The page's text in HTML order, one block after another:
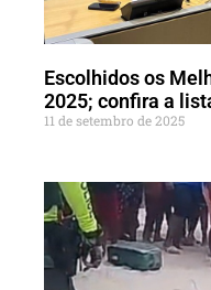
Escolhidos os
2025; confira a
11 de setembro de 2025